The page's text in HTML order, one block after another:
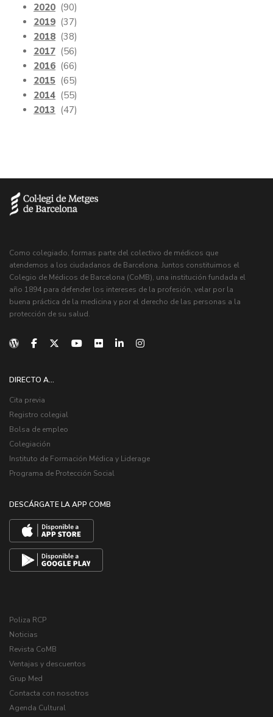
2020 (90)
2019 (37)
2018 (38)
2017 (56)
2016 (66)
2015 (65)
2014 (55)
2013 (47)
Como colegiado, formas parte del colectivo de médicos que
atendemos a los ciudadanos de Barcelona. Juntos constituimos el
Colegio de Médicos de Barcelona (CoMB), una institución fundada el
año 1894 para defender los intereses de la profesión, velar por la
buena práctica de la medicina y por el derecho de las personas a la
protección de su salud.
DIRECTO A...
Cita previa
Registro colegial
Bolsa de empleo
Colegiación
Instituto de Formación Médica y Liderage
Programa de Protección Social
DESCÁRGATE LA APP COMB
Poliza RCP
Noticias
Revista CoMB
Ventajas y descuentos
Grup Med
Contacta con nosotros
Agenda Cultural